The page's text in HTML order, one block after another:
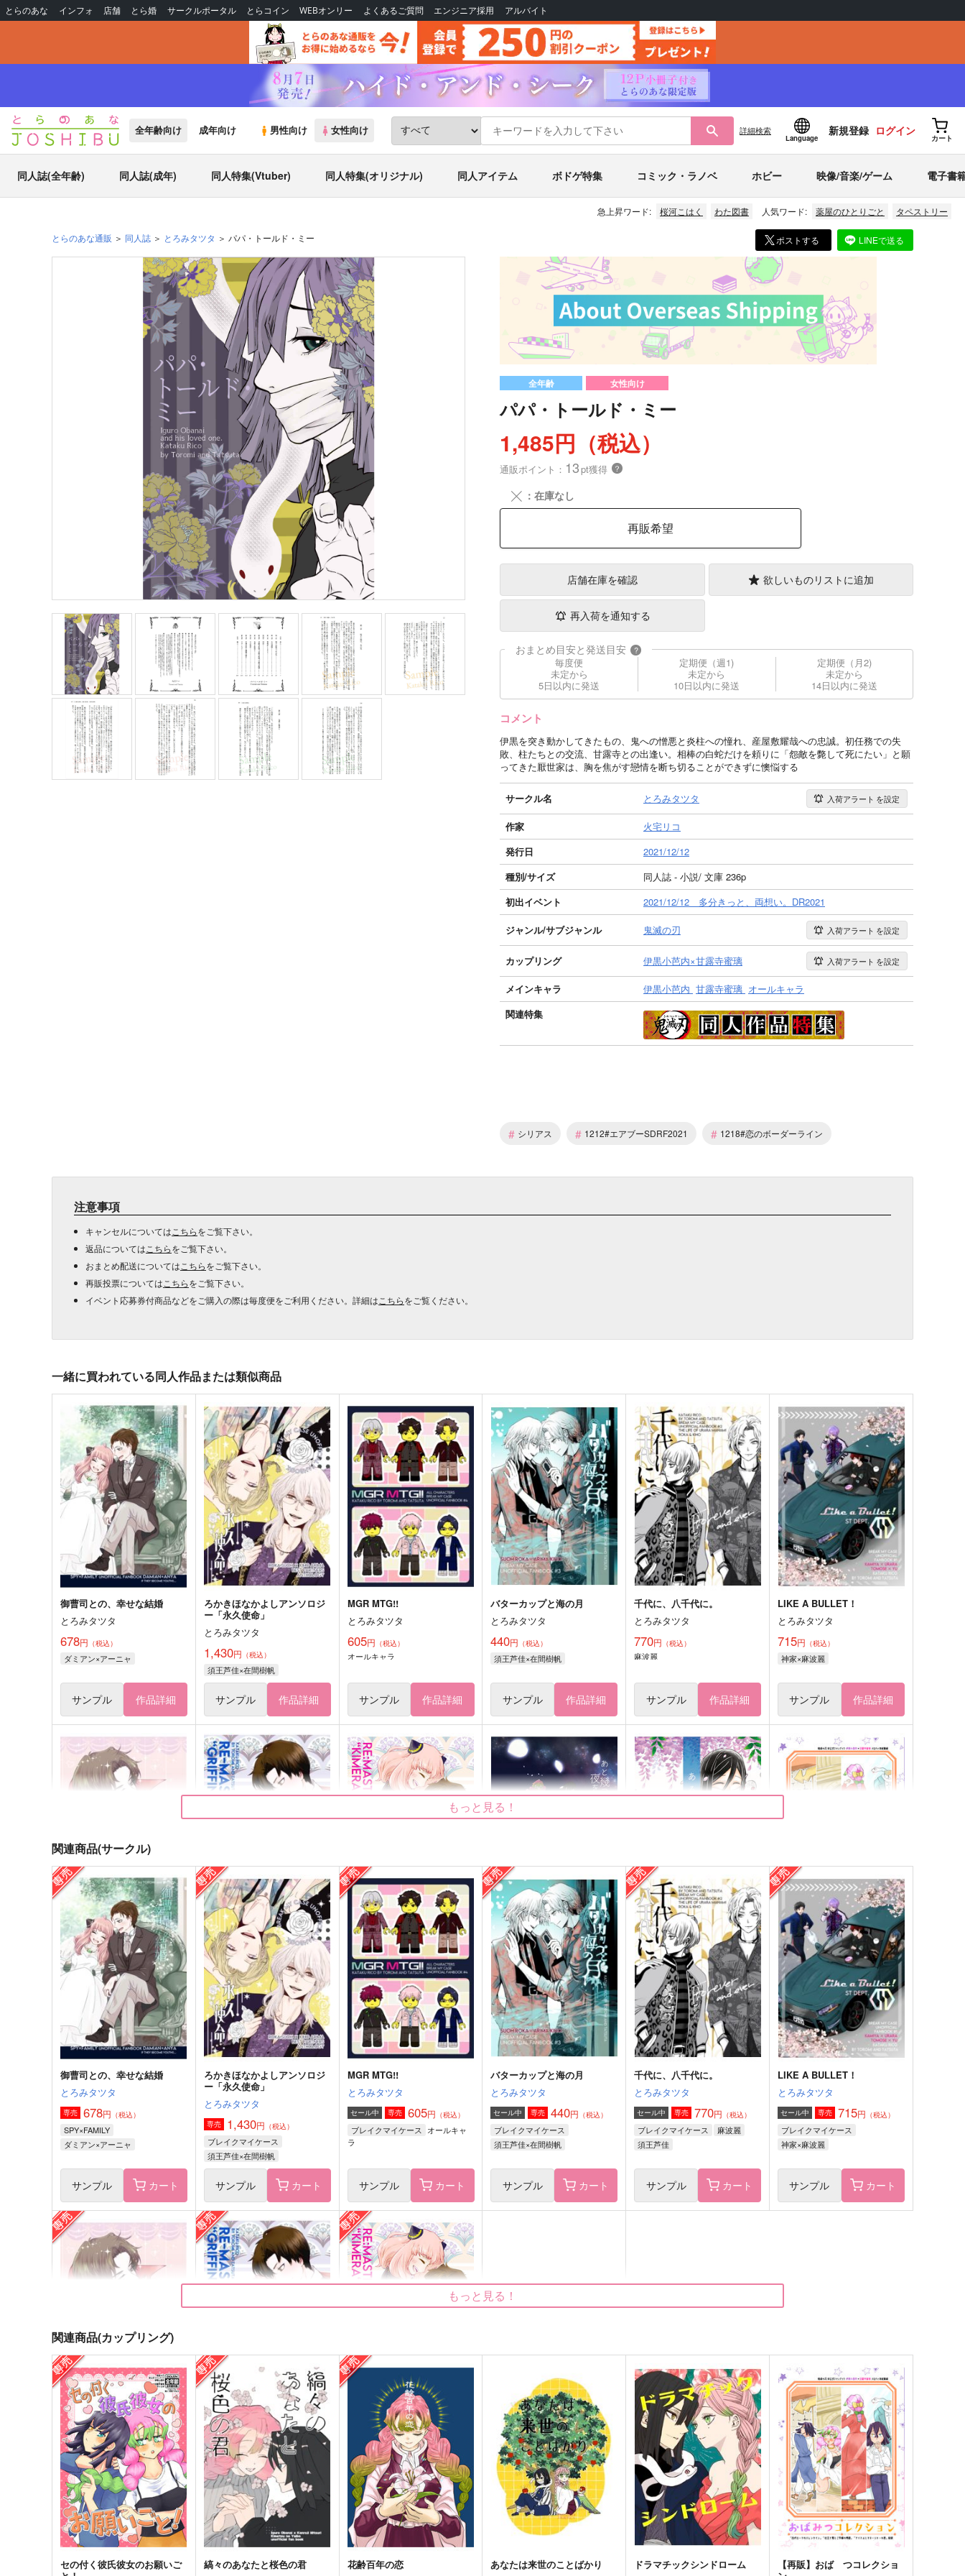
とらのあな インフォ 店舗 とら婚 サークルポータル とらコイン WEBオンリー よくあるご質問 エンジニア採用 アルバイト
全年齢向け 成年向け 男性向け 女性向け 詳細検索
Language
新規登録 ログイン
カート
同人誌(全年齢) 同人誌(成年) 同人特集(Vtuber) 同人特集(オリジナル) 同人アイテム ボドゲ特集 コミック・ラノベ ホビー 映像/音楽/ゲーム 電子書
急上昇ワード: 桜河こはく わた図書 人気ワード: 薬屋のひとりごと タペストリー
とらのあな通販 同人誌 とろみタツタ パパ・トールド・ミー ポストする LINEで送る
全年齢 女性向け
パパ・トールド・ミー
1,485円（税込）
通販ポイント： 13pt獲得 ？
╳ ：在庫なし
再販希望
店舗在庫を確認 欲しいものリストに追加
再入荷を通知する
おまとめ目安と発送目安 ?
毎度便
未定から
5日以内に発送
定期便（週1)
未定から
10日以内に発送
定期便（月2)
未定から
14日以内に発送
コメント
伊黒を突き動かしてきたもの、鬼への憎悪と炎柱への憧れ、産屋敷耀哉への忠誠。初任務での失
敗、柱たちとの交流、甘露寺との出逢い。相棒の白蛇だけを頼りに「怨敵を斃して死にたい」と願
ってきた厭世家は、胸を焦がす戀情を断ち切ることができずに懊悩する
サークル名 とろみタツタ 入荷アラート を設定
作家
火宅リコ
発行日
2021/12/12
種別/サイズ
同人誌 - 小説/ 文庫 236p
初出イベント
2021/12/12 多分きっと、両想い。DR2021
ジャンル/サブジャンル 鬼滅の刃 入荷アラート を設定
カップリング 伊黒小芭内×甘露寺蜜璃 入荷アラート を設定
メインキャラ 伊黒小芭内 甘露寺蜜璃 オールキャラ
関連特集
# シリアス # 1212#エアブーSDRF2021 # 1218#恋のボーダーライン
注意事項
キャンセルについては こちらをご覧下さい。
返品については こちらをご覧下さい。
おまとめ配送については こちらをご覧下さい。
再販投票については こちらをご覧下さい。
イベント応募券付商品などをご購入の際は毎度便をご利用ください。詳細は こちらをご覧ください。
一緒に買われている同人作品または類似商品
御曹司との、幸せな結婚
とろみタツタ
678円 （税込）
ダミアン×アーニャ
サンプル 作品詳細
ろかきほなかよしアンソロジ
ー「永久使命」
とろみタツタ
1,430円 （税込）
須王芦佳×在間樹帆
サンプル 作品詳細
MGR MTG!!
とろみタツタ
605円 （税込）
オールキャラ
サンプル 作品詳細
バターカップと海の月
とろみタツタ
440円 （税込）
須王芦佳×在間樹帆
サンプル 作品詳細
千代に、八千代に。
とろみタツタ
770円 （税込）
麻波麗
サンプル 作品詳細
LIKE A BULLET！
とろみタツタ
715円 （税込）
神家×麻波麗
サンプル 作品詳細
スコシフシギファミリー
とろみタツタ
880円（税込）
ダミアン×アーニャ
サンプル 作品詳細
RE-MASTER “GRIFFIN”
とろみタツタ
1,155円（税込）
ダミアン×アーニャ
サンプル 作品詳細
RE-MASTER "KIMERA"
とろみタツタ
990円（税込）
ダミアン×アーニャ
サンプル 作品詳細
あと幾つ夜を越えれば
拳万
2,357円（税込）
伊黒小芭内×甘露寺蜜璃
サンプル 作品詳細
ある隠の追憶
m-work
660円 （税込）
伊黒小芭内×甘露寺蜜璃
サンプル 作品詳細
【再販】おば つコレクショ
ン
あまのじゃく
1,150 円 （税込）
伊黒小芭内×甘露寺蜜璃
サンプル 作品詳細
ドラマチックシンドローム
オデオデン
サンプル 作品詳細
Sandwich:es
Happiness max
1,000
サンプル 作品詳細
失恋から始まる物語
雪桜
サンプル 作品詳細
オデオデン
800 円
サンプル 作品詳細
拳万
サンプル 作品詳細
4月の魚
サンプル 作品詳細
もっと見る！
関連商品(サークル)
御曹司との、幸せな結婚
とろみタツタ
専売 678円 （税込）
SPY×FAMILY
ダミアン×アーニャ
サンプル カート
ろかきほなかよしアンソロジ
ー「永久使命」
とろみタツタ
専売 1,430円 （税込）
ブレイクマイケース
須王芦佳×在間樹帆
サンプル カート
MGR MTG!!
とろみタツタ
セール中 専売 605円 （税込）
ブレイクマイケース
オールキャ
ラ
サンプル カート
バターカップと海の月
とろみタツタ
セール中 専売 440円 （税込）
ブレイクマイケース
須王芦佳×在間樹帆
サンプル カート
千代に、八千代に。
とろみタツタ
セール中 専売 770円 （税込）
ブレイクマイケース
麻波麗
須王芦佳
サンプル カート
LIKE A BULLET！
とろみタツタ
セール中 専売 715円 （税込）
ブレイクマイケース
神家×麻波麗
サンプル カート
スコシフシギファミリー
とろみタツタ
セール中 専売 880円（税込）
SPY×FAMILY
ダミアン×アーニャ
サンプル カート
RE-MASTER “GRIFFIN”
とろみタツタ
セール中 専売
1,155円（税込）
SPY×FAMILY
ダミアン×アーニャ
サンプル カート
RE-MASTER "KIMERA"
とろみタツタ
セール中 専売 990円（税込）
SPY×FAMILY
ダミアン×アーニャ
サンプル カート
もっと見る！
関連商品(カップリング)
セの付く彼氏彼女のお願いご
縞々のあなたと桜色の君
花齢百年の恋
あなたは来世のことばかり
ドラマチックシンドローム
【再販】おば つコレクショ